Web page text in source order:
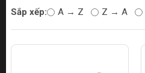
Sắp xếp: A → Z Z → A